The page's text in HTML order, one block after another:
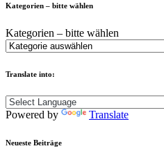
Kategorien – bitte wählen
Kategorien – bitte wählen
Translate into:
Powered by Translate
Neueste Beiträge